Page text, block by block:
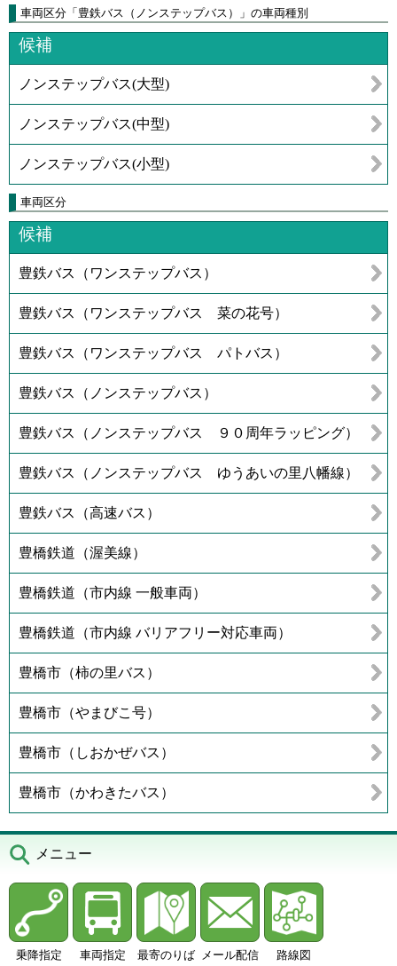
車両区分「豊鉄バス（ノンステップバス）」の車両種別
候補
ノンステップバス(大型)
ノンステップバス(中型)
ノンステップバス(小型)
車両区分
候補
豊鉄バス（ワンステップバス）
豊鉄バス（ワンステップバス 菜の花号）
豊鉄バス（ワンステップバス パトバス）
豊鉄バス（ノンステップバス）
豊鉄バス（ノンステップバス ９０周年ラッピング）
豊鉄バス（ノンステップバス ゆうあいの里八幡線）
豊鉄バス（高速バス）
豊橋鉄道（渥美線）
豊橋鉄道（市内線 一般車両）
豊橋鉄道（市内線 バリアフリー対応車両）
豊橋市（柿の里バス）
豊橋市（やまびこ号）
豊橋市（しおかぜバス）
豊橋市（かわきたバス）
メニュー
乗降指定 車両指定 最寄のりば メール配信 路線図